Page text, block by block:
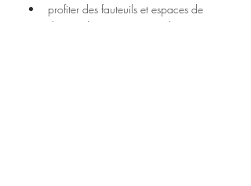
profiter des fauteuils et espaces de
détente, lecture et convivialité